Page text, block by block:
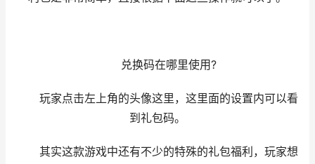
兑换码在哪里使用?
玩家点击左上角的头像这里，这里面的设置内可以看
到礼包码。
其实这款游戏中还有不少的特殊的礼包福利，玩家想